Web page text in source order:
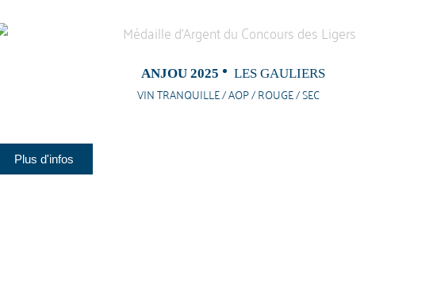
ANJOU 2025 LES GAULIERS
VIN TRANQUILLE / AOP / ROUGE / SEC
Plus d'infos